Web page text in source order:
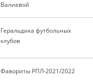
Валиевой
Геральдика футбольных
клубов
Фавориты РПЛ-2021/2022